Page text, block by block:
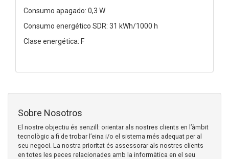
Consumo apagado: 0,3 W
Consumo energético SDR: 31 kWh/1000 h
Clase energética: F
Sobre Nosotros
El nostre objectiu és senzill: orientar als nostres clients en l’àmbit
tecnològic a fi de trobar l’eina i/o el sistema més adequat per al
seu negoci. La nostra prioritat és assessorar als nostres clients
en totes les peces relacionades amb la informàtica en el seu